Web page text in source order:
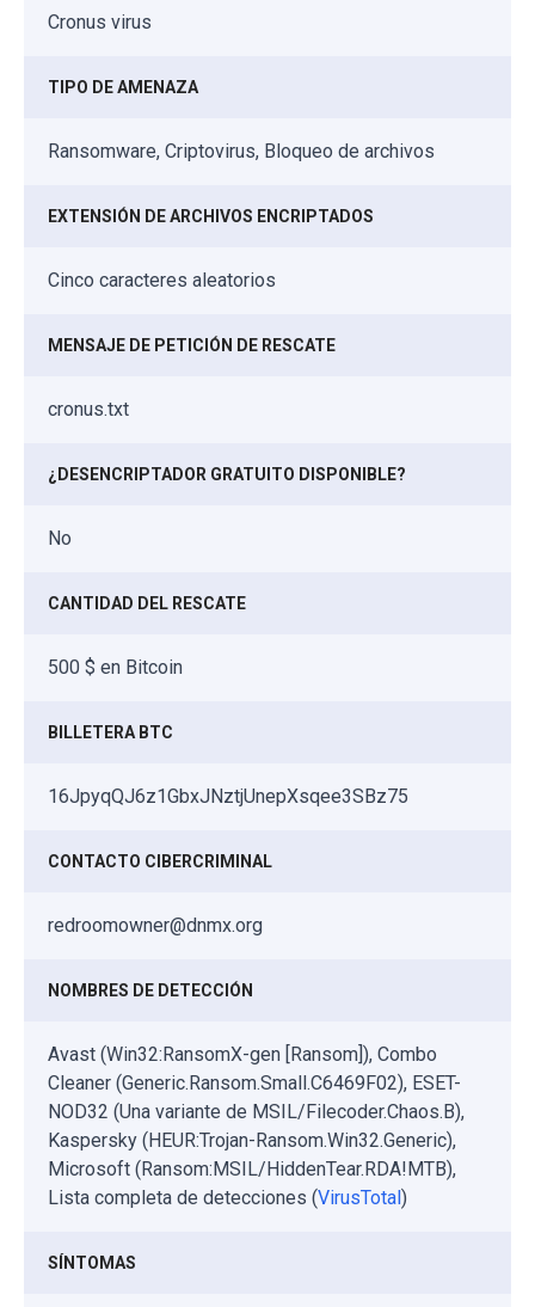
Cronus virus
TIPO DE AMENAZA
Ransomware, Criptovirus, Bloqueo de archivos
EXTENSIÓN DE ARCHIVOS ENCRIPTADOS
Cinco caracteres aleatorios
MENSAJE DE PETICIÓN DE RESCATE
cronus.txt
¿DESENCRIPTADOR GRATUITO DISPONIBLE?
No
CANTIDAD DEL RESCATE
500 $ en Bitcoin
BILLETERA BTC
16JpyqQJ6z1GbxJNztjUnepXsqee3SBz75
CONTACTO CIBERCRIMINAL
redroomowner@dnmx.org
NOMBRES DE DETECCIÓN
Avast (Win32:RansomX-gen [Ransom]), Combo
Cleaner (Generic.Ransom.Small.C6469F02), ESET-
NOD32 (Una variante de MSIL/Filecoder.Chaos.B),
Kaspersky (HEUR:Trojan-Ransom.Win32.Generic),
Microsoft (Ransom:MSIL/HiddenTear.RDA!MTB),
Lista completa de detecciones (VirusTotal )
SÍNTOMAS